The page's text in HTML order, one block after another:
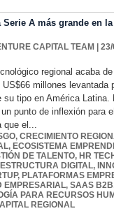
A más grande en
CAPITAL TEAM |
regional acaba
millones levantada
su tipo en América
punto de inflexión para
que el...
, CRECIMIENTO
, ECOSISTEMA
DE TALENTO, HR
DIGITAL,
, PLATAFORMAS
EMPRESARIAL, SAAS B2B
PARA RECURSOS
REGIONAL